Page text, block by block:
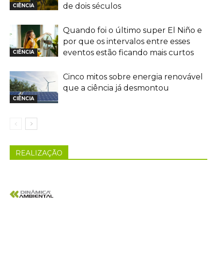
CIÊNCIA
de dois séculos
CIÊNCIA
Quando foi o último super El Niño e
por que os intervalos entre esses
eventos estão ficando mais curtos
CIÊNCIA
Cinco mitos sobre energia renovável
que a ciência já desmontou
REALIZAÇÃO